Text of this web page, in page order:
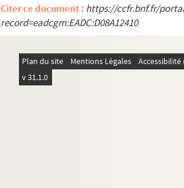
Citer ce document : https://ccfr.bnf.fr/
record=eadcgm:EADC:D08A12410
Plan du site Mentions Légales
v 31.1.0